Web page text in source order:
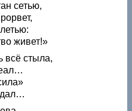
сетью,
живет!»
всё стыла,